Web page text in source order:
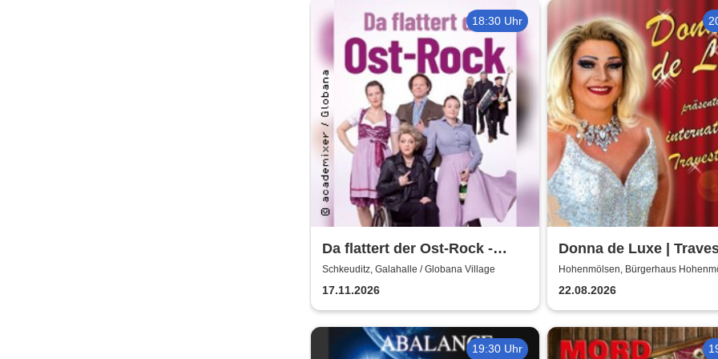
18:30 Uhr
Da flattert der Ost-Rock -
H.Blank, A. Geißler, R.
Köbernick
Schkeuditz, Galahalle / Globana Village
17.11.2026
Donna de Luxe |
Show
Hohenmölsen, Bürgerhaus
22.08.2026
19:30 Uhr